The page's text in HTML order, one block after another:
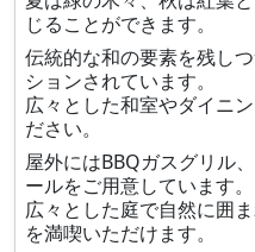
じることができます。
伝統的な和の要素を残し
ションされています。
広々とした和室やダイニ
ださい。
屋外にはBBQガスグリル
ールをご用意しています。
広々とした庭で自然に囲
を満喫いただけます。